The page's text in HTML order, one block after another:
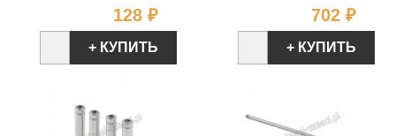
128 ₽Цена
+ КУПИТЬ
702 ₽
+ КУПИТЬ